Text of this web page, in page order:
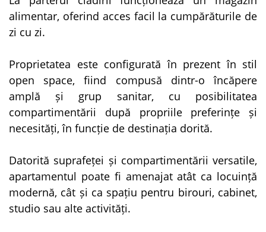
alimentar, oferind acces facil la cumpărăturile de
zi cu zi.
Proprietatea este configurată în prezent în stil
open space, fiind compusă dintr-o încăpere
amplă și grup sanitar, cu posibilitatea
compartimentării după propriile preferințe și
necesități, în funcție de destinația dorită.
Datorită suprafeței și compartimentării versatile,
apartamentul poate fi amenajat atât ca locuință
modernă, cât și ca spațiu pentru birouri, cabinet,
studio sau alte activități.